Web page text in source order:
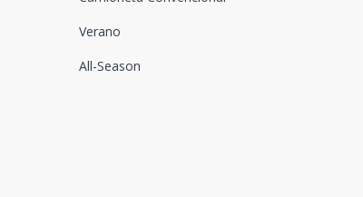
Verano
All-Season